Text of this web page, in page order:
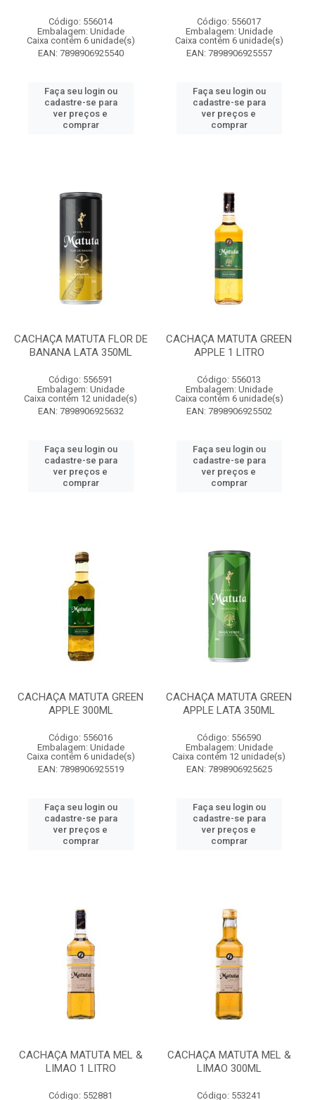
Código: 556014
Embalagem: Unidade
Caixa contém 6 unidade(s)
EAN: 7898906925540
Faça seu login ou
cadastre-se para
ver preços e
comprar
Código: 556017
Embalagem: Unidade
Caixa contém 6 unidade(s)
EAN: 7898906925557
Faça seu login ou
cadastre-se para
ver preços e
comprar
CACHAÇA MATUTA FLOR DE
BANANA LATA 350ML
Código: 556591
Embalagem: Unidade
Caixa contém 12 unidade(s)
EAN: 7898906925632
Faça seu login ou
cadastre-se para
ver preços e
comprar
CACHAÇA MATUTA GREEN
APPLE 1 LITRO
Código: 556013
Embalagem: Unidade
Caixa contém 6 unidade(s)
EAN: 7898906925502
Faça seu login ou
cadastre-se para
ver preços e
comprar
CACHAÇA MATUTA GREEN
APPLE 300ML
Código: 556016
Embalagem: Unidade
Caixa contém 6 unidade(s)
EAN: 7898906925519
Faça seu login ou
cadastre-se para
ver preços e
comprar
CACHAÇA MATUTA GREEN
APPLE LATA 350ML
Código: 556590
Embalagem: Unidade
Caixa contém 12 unidade(s)
EAN: 7898906925625
Faça seu login ou
cadastre-se para
ver preços e
comprar
CACHAÇA MATUTA MEL &
LIMAO 1 LITRO
Código: 552881
CACHAÇA MATUTA MEL &
LIMAO 300ML
Código: 553241